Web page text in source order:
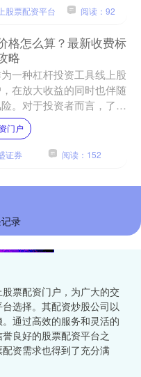
股票配资平台 阅读：92
格怎么算？最新收费标
略
一种杠杆投资工具线上股
在放大收益的同时也伴随
。对于投资者而言，了解
算方式和收费标准至关重
细解析股票配....
门户
证券 阅读：152
录
票配资门户，为广大的交
选择。其配资炒股公司以
通过高效的服务和灵活的
良好的股票配资平台之
资需求也得到了充分满